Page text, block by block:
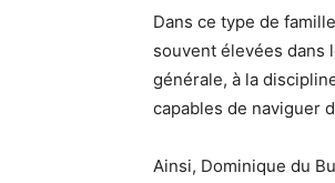
Dans ce type de
souvent élevées dans
générale, à la
capables de naviguer
Ainsi, Dominique du